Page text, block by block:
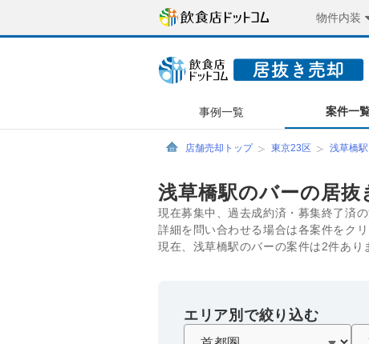
物件内装
事例一覧 案件一
店舗売却トップ 東京23区 浅草橋駅
浅草橋駅のバーの居抜
現在募集中、過去成約済・募集終了済
詳細を問い合わせる場合は各案件をク
現在、浅草橋駅のバーの案件は2件あり
エリア別で絞り込む